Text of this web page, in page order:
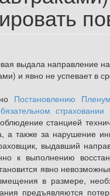
выдала направление
и явно не успевает в
Постановлению
станцией
а также за нарушение
выдавший
к выполнению
явно
в размере,
предъявляются